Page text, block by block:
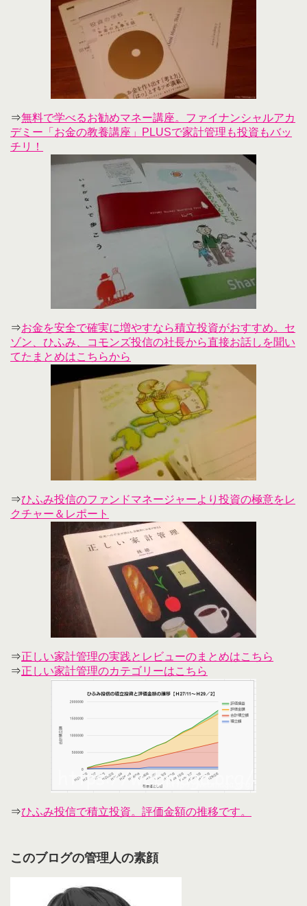
⇒無料で学べるお勧めマネー講座。ファイナンシャルアカ
デミー「お金の教養講座」PLUSで家計管理も投資もバッ
チリ！
⇒お金を安全で確実に増やすなら積立投資がおすすめ。セ
ゾン、ひふみ、コモンズ投信の社長から直接お話しを聞い
てたまとめはこちらから
⇒ひふみ投信のファンドマネージャーより投資の極意をレ
クチャー＆レポート
⇒正しい家計管理の実践とレビューのまとめはこちら
⇒正しい家計管理のカテゴリーはこちら
⇒ひふみ投信で積立投資。評価金額の推移です。
このブログの管理人の素顔